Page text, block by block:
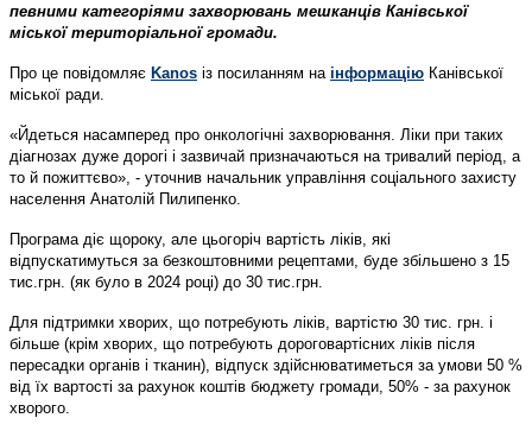
певними категоріями захворювань мешканців Канівської
міської територіальної громади.
Про це повідомляє Kanos із посиланням на інформацію Канівської
міської ради.
«Йдеться насамперед про онкологічні захворювання. Ліки при таких
діагнозах дуже дорогі і зазвичай призначаються на тривалий період, а
то й пожиттєво», - уточнив начальник управління соціального захисту
населення Анатолій Пилипенко.
Програма діє щороку, але цьогоріч вартість ліків, які
відпускатимуться за безкоштовними рецептами, буде збільшено з 15
тис.грн. (як було в 2024 році) до 30 тис.грн.
Для підтримки хворих, що потребують ліків, вартістю 30 тис. грн. і
більше (крім хворих, що потребують дороговартісних ліків після
пересадки органів і тканин), відпуск здійснюватиметься за умови 50 %
від їх вартості за рахунок коштів бюджету громади, 50% - за рахунок
хворого.